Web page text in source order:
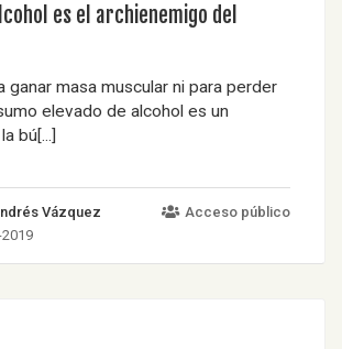
es el archienemigo del
ganar masa muscular ni para perder
elevado de alcohol es un
bú[...]
Vázquez
Acceso público